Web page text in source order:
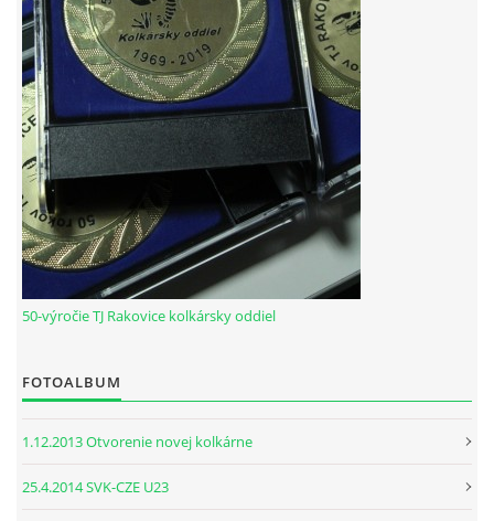
HODOVÝ TURNAJ
VIDEÁ Z RAKOVÍC
GPS SÚRADNICE
REKORDY NA KOLKÁRNI TJ RAKOVICE
Telovýchovná jednota Rakovice
DIČ: 2023718323
SK51 0900 0000 0002 8093 8342
50-výročie TJ Rakovice kolkársky oddiel
FOTOALBUM
1.12.2013 Otvorenie novej kolkárne
25.4.2014 SVK-CZE U23